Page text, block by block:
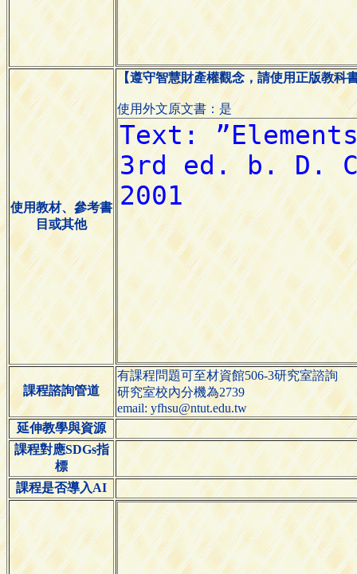
使用教材、參考書
目或其他
【遵守智慧財產權觀念，請使用正版教科
使用外文原文書：是
課程諮詢管道
有課程問題可至材資館506-3研究室諮詢
研究室校內分機為2739
email: yfhsu@ntut.edu.tw
延伸教學與資源
課程對應SDGs指
標
課程是否導入AI